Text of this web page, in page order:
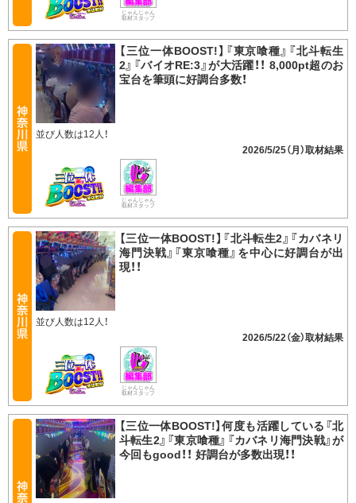
じゃんじゃん
取材スタッフ
【三位一体BOOST!】『東京喰種』『北斗転生
2』『バイオRE:3』が大活躍！！ 8,000pt超のお
宝台を筆頭に好調台多数！
並び人数は12人！
2026/5/25（月）
じゃんじゃん
取材スタッフ
【三位一体BOOST!】『北斗転生2』『カバネリ
海門決戦』『東京喰種』を中心に好調台が出
現！！
並び人数は12人！
2026/5/22（金）
じゃんじゃん
取材スタッフ
【三位一体BOOST!】何度も活躍している『北
斗転生2』『東京喰種』『カバネリ海門決戦』が
今回もgood！！ 好調台が多数出現！！